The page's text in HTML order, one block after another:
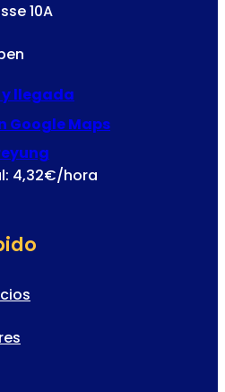
10A
llegada
Google Maps
4,32€/hora